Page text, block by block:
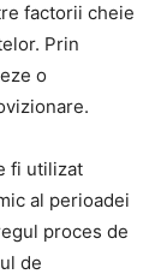
factorii cheie
Prin
o
fi utilizat
al perioadei
proces de
de